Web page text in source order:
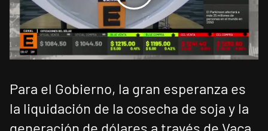
Para el Gobierno, la gran esperanza es
la liquidación de la cosecha de soja y la